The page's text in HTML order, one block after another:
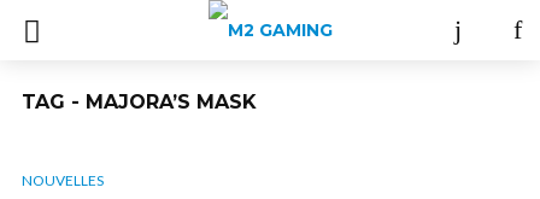
TAG - MAJORA’S MASK
NOUVELLES